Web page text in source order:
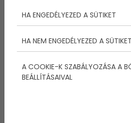
lapozni! ;)
HA ENGEDÉLYEZED A SÜTIKET
HA NEM ENGEDÉLYEZED A SÜTIKET
A COOKIE-K SZABÁLYOZÁSA A
BEÁLLÍTÁSAIVAL